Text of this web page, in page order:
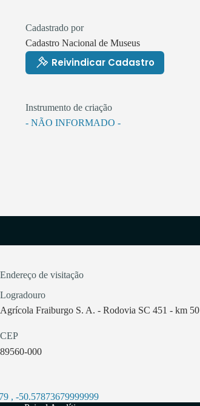
Cadastrado por
Cadastro Nacional de Museus
Reivindicar Cadastro
Instrumento de criação
- NÃO INFORMADO -
Endereço de visitação
Logradouro
Agrícola Fraiburgo S. A. - Rodovia SC 451 - km 50
CEP
89560-000
, -50.57873679999999